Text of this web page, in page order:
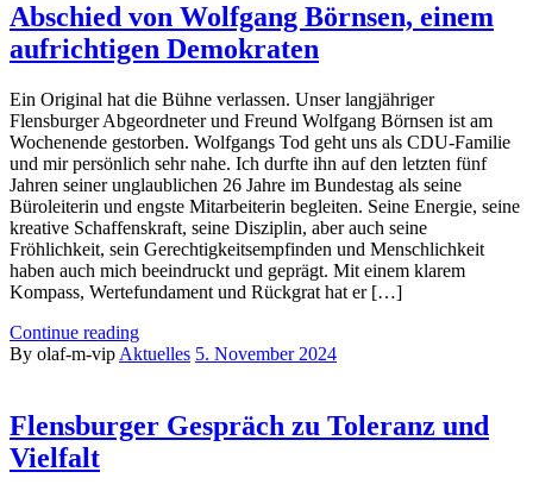
Abschied von Wolfgang Börnsen, einem
aufrichtigen Demokraten
Ein Original hat die Bühne verlassen. Unser langjähriger
Flensburger Abgeordneter und Freund Wolfgang Börnsen ist am
Wochenende gestorben. Wolfgangs Tod geht uns als CDU-Familie
und mir persönlich sehr nahe. Ich durfte ihn auf den letzten fünf
Jahren seiner unglaublichen 26 Jahre im Bundestag als seine
Büroleiterin und engste Mitarbeiterin begleiten. Seine Energie, seine
kreative Schaffenskraft, seine Disziplin, aber auch seine
Fröhlichkeit, sein Gerechtigkeitsempfinden und Menschlichkeit
haben auch mich beeindruckt und geprägt. Mit einem klarem
Kompass, Wertefundament und Rückgrat hat er […]
Continue reading
By olaf-m-vip Aktuelles 5. November 2024
Flensburger Gespräch zu Toleranz und
Vielfalt